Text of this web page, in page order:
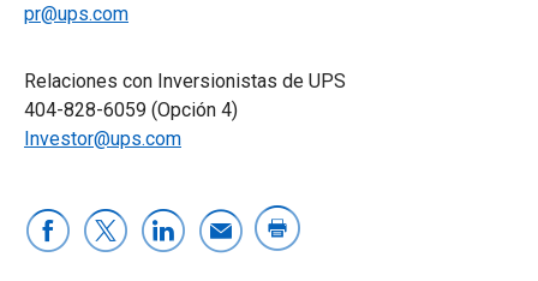
pr@ups.com
Relaciones con Inversionistas de UPS
404-828-6059 (Opción 4)
Investor@ups.com